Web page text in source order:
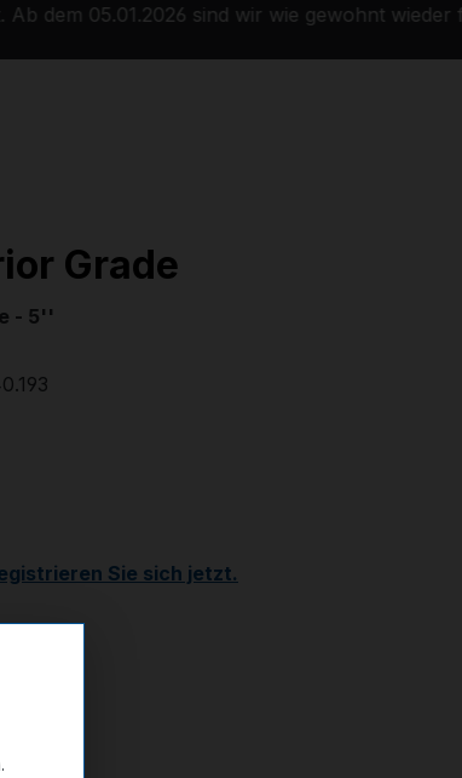
05.01.2026 sind wir wie gewohnt
Grade
- 5''
Sie sich jetzt.